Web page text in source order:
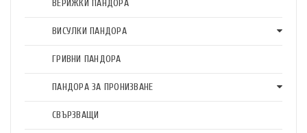
ВЕРИЖКИ ПАНДОРА
ВИСУЛКИ ПАНДОРА
ГРИВНИ ПАНДОРА
ПАНДОРА ЗА ПРОНИЗВАНЕ
СВЪРЗВАЩИ